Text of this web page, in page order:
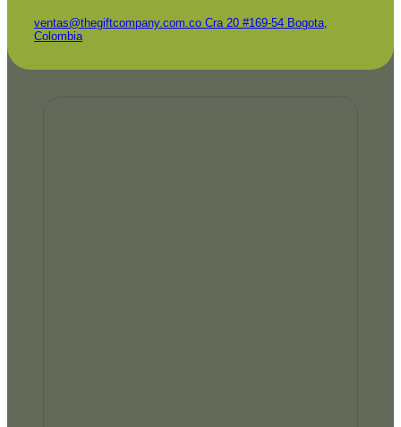
ventas@thegiftcompany.com.co Cra 20 #169-54 Bogota,
Colombia